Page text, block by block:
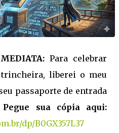
Para celebrar
liberei o meu
passaporte de entrada
Pegue sua cópia aqui:
dp/B0GX357L37